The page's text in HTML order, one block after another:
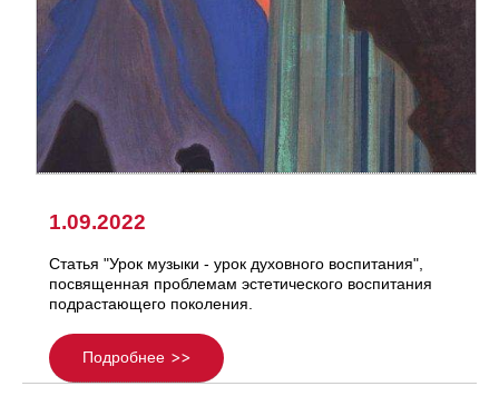
1.09.2022
Статья "Урок музыки - урок духовного воспитания",
посвященная проблемам эстетического воспитания
подрастающего поколения.
Подробнее